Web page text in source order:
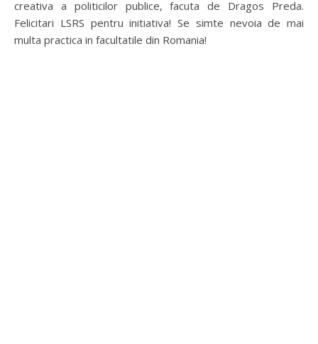
creativa a politicilor publice, facuta de Dragos Preda.
Felicitari LSRS pentru initiativa! Se simte nevoia de mai
multa practica in facultatile din Romania!